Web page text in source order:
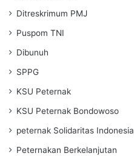
Ditreskrimum PMJ
Puspom TNI
Dibunuh
SPPG
KSU Peternak
KSU Peternak Bondowoso
peternak Solidaritas Indonesia
Peternakan Berkelanjutan